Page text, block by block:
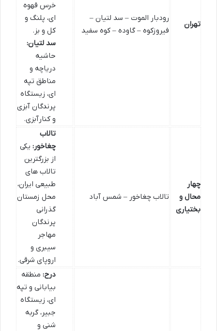
تهران
رودبار الموت – سد لتیان –
فیروزکوه – گاوده – کوه سفید
خرس قهوه
ای، پلنگ و
کل و بز.
سد لتیان:
حاشیه
دریاچه و
مناطق تپه
ای، زیستگاه
پرندگان آبزی
و کنارآبزی.
چهار
محال و
بختیاری
تالاب چغاخور – شمس آباد
تالاب
چغاخور: یکی
از بزرگترین
تالاب های
طبیعی ایران،
محل زمستان
گذرانی
پرندگان
مهاجر
سیبری و
اروپای شرقی.
درح: منطقه
بیابانی و تپه
ای، زیستگاه
جبیر، گربه
شنی و